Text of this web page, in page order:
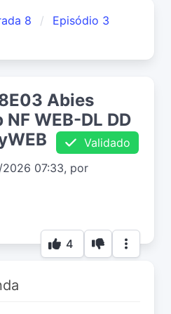
8
Episódio 3
Abies
WEB-DL DD
Validado
2026 07:33, por
4